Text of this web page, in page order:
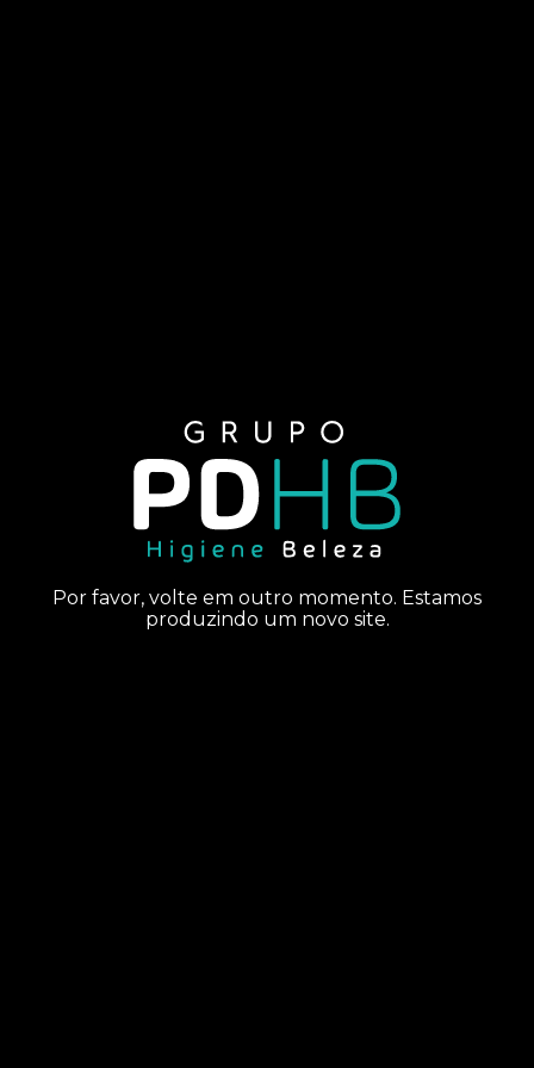
Por favor, volte em outro momento. Estamos
produzindo um novo site.